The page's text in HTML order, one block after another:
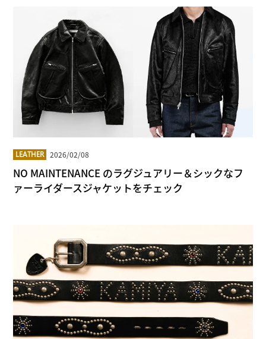
LEATHER 2026/02/08
NO MAINTENANCE のラグジュアリー＆シックなフ
ァーライダースジャケットをチェック